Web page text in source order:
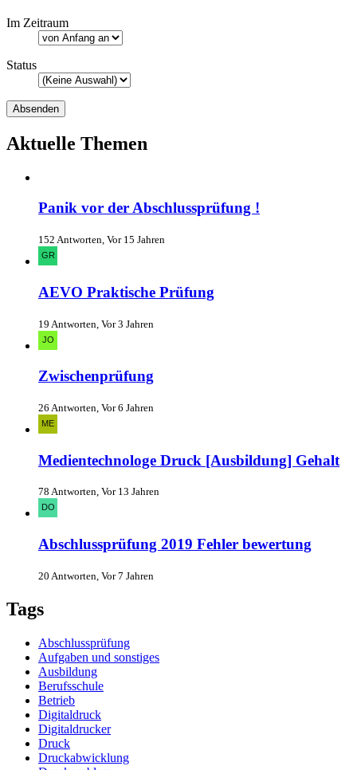
Im Zeitraum
Status
Aktuelle Themen
Panik vor der Abschlussprüfung !
152 Antworten, Vor 15 Jahren
AEVO Praktische Prüfung
19 Antworten, Vor 3 Jahren
Zwischenprüfung
26 Antworten, Vor 6 Jahren
Medientechnologe Druck [Ausbildung] Gehalt
78 Antworten, Vor 13 Jahren
Abschlussprüfung 2019 Fehler bewertung
20 Antworten, Vor 7 Jahren
Tags
Abschlussprüfung
Aufgaben und sonstiges
Ausbildung
Berufsschule
Betrieb
Digitaldruck
Digitaldrucker
Druck
Druckabwicklung